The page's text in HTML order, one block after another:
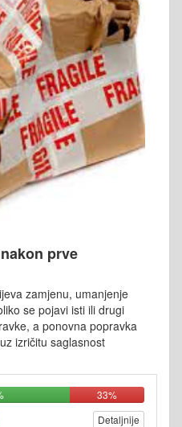
prve
zamjenu, umanjenje
se pojavi isti ili drugi
a ponovna popravka
izričitu saglasnost
33%
Detaljnije